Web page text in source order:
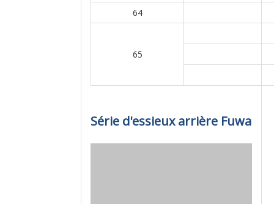
64
65
Série d'essieux arrière Fuwa